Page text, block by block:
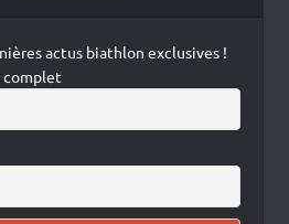
actus biathlon exclusives !
complet